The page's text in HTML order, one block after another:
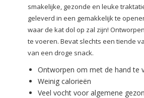
smakelijke, gezonde en leuke
geleverd in een gemakkelijk te
waar de kat dol op zal zijn!
te voeren. Bevat slechts een tiende
van een droge snack.
Ontworpen om met de hand te
Weinig calorieën
Veel vocht voor algemene